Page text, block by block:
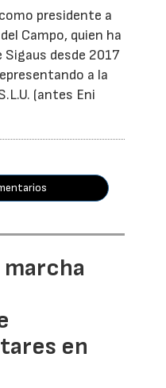
presidente a
Campo, quien ha
Sigaus desde 2017
a la
(antes Eni
en